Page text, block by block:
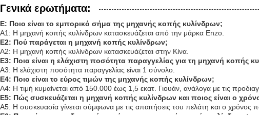
Γενικά ερωτήματα:
Ε: Ποιο είναι το εμπορικό σήμα της μηχανής κοπής κυλίνδρων;
Α1: Η μηχανή κοπής κυλίνδρων κατασκευάζεται από την μάρκα Enzo.
Ε2: Πού παράγεται η μηχανή κοπής κυλίνδρων;
Α2: Η μηχανή κοπής κυλίνδρων κατασκευάζεται στην Κίνα.
Ε3: Ποια είναι η ελάχιστη ποσότητα παραγγελίας για τη μηχανή κοπής
Α3: Η ελάχιστη ποσότητα παραγγελίας είναι 1 σύνολο.
Ε4: Ποιο είναι το εύρος τιμών της μηχανής κοπής κυλίνδρων;
Α4: Η τιμή κυμαίνεται από 150.000 έως 1,5 εκατ. Γιουάν, ανάλογα με τις
Ε5: Πώς συσκευάζεται η μηχανή κοπής κυλίνδρων και ποιος είναι ο
Α5: Η συσκευασία γίνεται σύμφωνα με τις απαιτήσεις του πελάτη και ο χρόνος